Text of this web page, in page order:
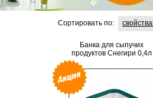
Сортировать по:
Банка для сыпучих
продуктов Снегири 0,4л